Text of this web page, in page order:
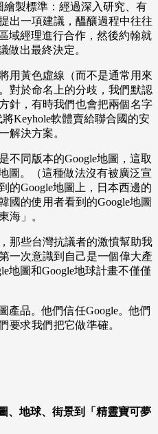
製標準：經過深入研究、有
出一項建議，醞釀過程中往往
域經理進行合作，然後約翰就
做出最終決定。
用黃色虛線（而不是通常用來
對於命名上的分歧，我們默認
針，有時我們也會把兩個名字
Keyhole軟體賣給聯合國的安
解決方案。
不同版本的Google地圖，這取
圖。（這種做法沒有被廣泛宣
的Google地圖上，日本西邊的
國的使用者看到的Google地圖
海」。
那些台灣抗議者的激憤幫助我
一次意識到自己是一個偉大產
地圖和Google地球計畫不僅僅
產品。他們信任Google。他們
要求我們把它做準確。
、地球、街景到「精靈寶可夢